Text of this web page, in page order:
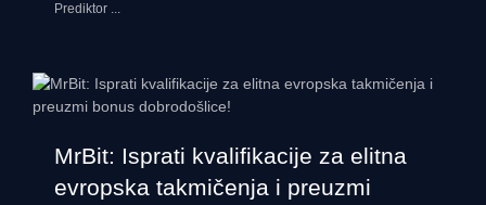
Prediktor ...
MrBit: Isprati kvalifikacije za elitna
evropska takmičenja i preuzmi